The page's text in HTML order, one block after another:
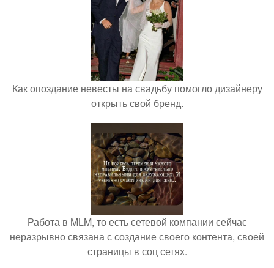
Как опоздание невесты на свадьбу помогло дизайнеру
открыть свой бренд.
Работа в MLM, то есть сетевой компании сейчас
неразрывно связана с создание своего контента, своей
страницы в соц сетях.